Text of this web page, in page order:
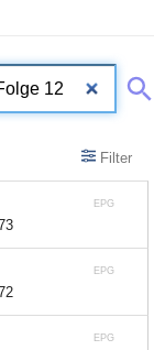
Filter
EPG
EPG
EPG